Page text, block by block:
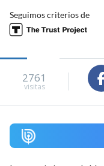
Seguimos criterios de
2761
visitas